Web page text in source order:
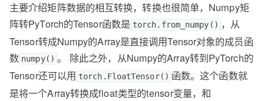
主要介绍矩阵数据的相互转换，转换也很简单，Numpy矩
阵转PyTorch的Tensor函数是 torch.from_numpy() ，从
Tensor转成Numpy的Array是直接调用Tensor对象的成员函
数 numpy() 。 除此之外，从Numpy的Array转到PyTorch的
Tensor还可以用 torch.FloatTensor() 函数。这个函数就
是将一个Array转换成float类型的tensor变量，和